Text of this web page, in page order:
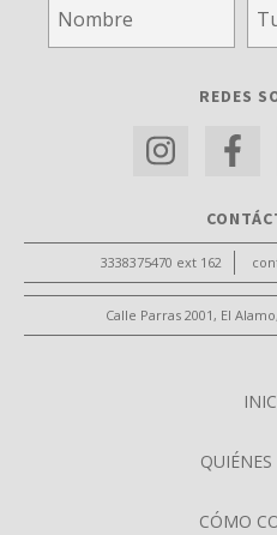
REDES
3338375470 ext 162
Calle Parras 2001, El
CÓMO